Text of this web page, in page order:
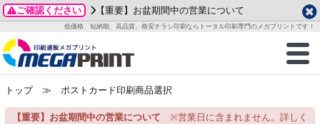
ご確認ください 【重要】お盆期間中の営業について
低価格、短納期、高品質、格安チラシ印刷ならトータル印刷専門のメガプリントです！
商品一覧
グッズ
ステッカー
ご利用ガイド
お客様へ
いて
刷
カード印刷
データ作成ガイド
成前に
ガイド
テンプレート
ード印刷
名刺印刷
一覧
わせ
2026年 8月
月
火 水 木 金
土
1
3
4 5 6 7
8
トップ≫ ポストカード印刷商品選択
【重要】お盆期間中の営業について ※営業日に含まれません。詳しく